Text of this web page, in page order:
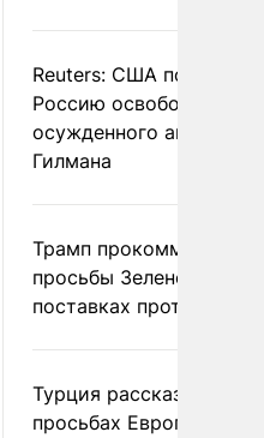
Reuters: США
Россию освободить
осужденного
Гилмана
Трамп
просьбы Зеленского о
поставках
Турция рассказала о
просьбах Европы